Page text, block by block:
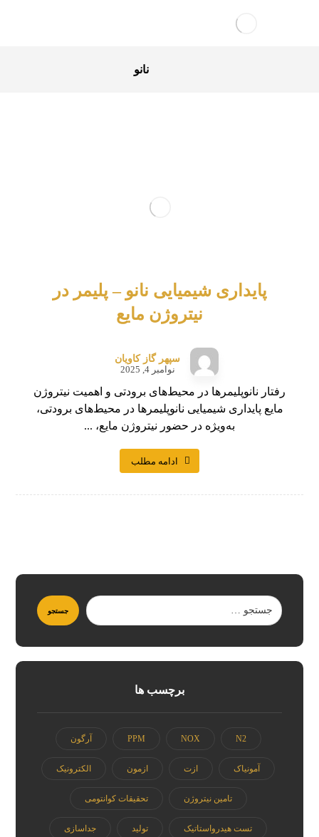
نانو
پایداری شیمیایی نانو – پلیمر در
نیتروژن مایع
سپهر گاز کاویان
نوامبر 4, 2025
رفتار نانو‌پلیمرها در محیط‌های برودتی و اهمیت نیتروژن
مایع پایداری شیمیایی نانو‌پلیمرها در محیط‌های برودتی،
به‌ویژه در حضور نیتروژن مایع، ...
ادامه مطلب
برچسب ها
N2
NOX
PPM آرگون
آمونیاک ازت ازمون الکترونیک
تامین نیتروژن تحقیقات کوانتومی
تست هیدرواستاتیک تولید جداسازی